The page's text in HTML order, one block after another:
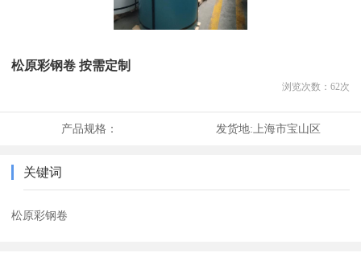
松原彩钢卷 按需定制
浏览次数： 62次
产品规格： 发货地: 上海市宝山区
关键词
松原彩钢卷